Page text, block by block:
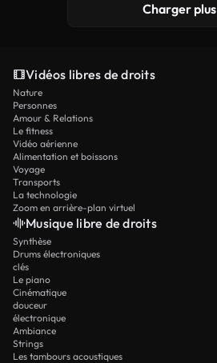
Charger plus
Vidéos libres de droits
Nature
Personnes
Amour & Relations
Le fitness
Vidéo aérienne
Alimentation et boissons
Voyage
Transports
La technologie
Zoom en arrière-plan virtuel
Musique libre de droits
Synthèse
Drums électroniques
clés
Le piano
Cinématique
douceur
électronique
Ambiance
Strings
Les tambours acoustiques